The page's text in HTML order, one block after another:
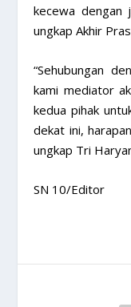
kecewa dengan
ungkap Akhir
“Sehubungan
kami mediator
kedua pihak
dekat ini,
ungkap Tri
SN 10/Editor